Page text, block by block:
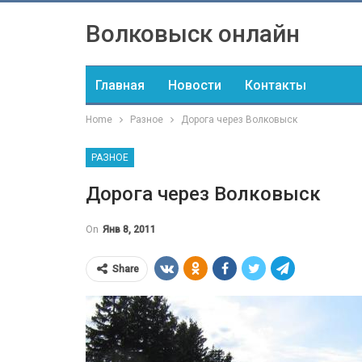
Волковыск онлайн
Главная Новости Контакты
Home Разное Дорога через Волковыск
РАЗНОЕ
Дорога через Волковыск
On Янв 8, 2011
Share